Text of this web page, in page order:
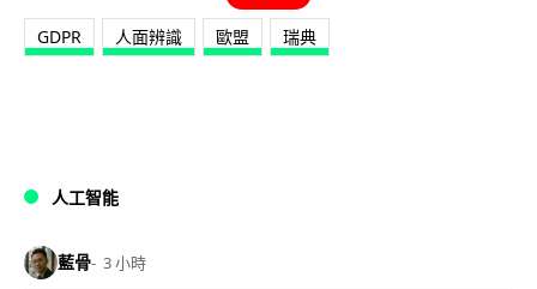
GDPR 人面辨識 歐盟 瑞典
人工智能
藍骨 3 小時